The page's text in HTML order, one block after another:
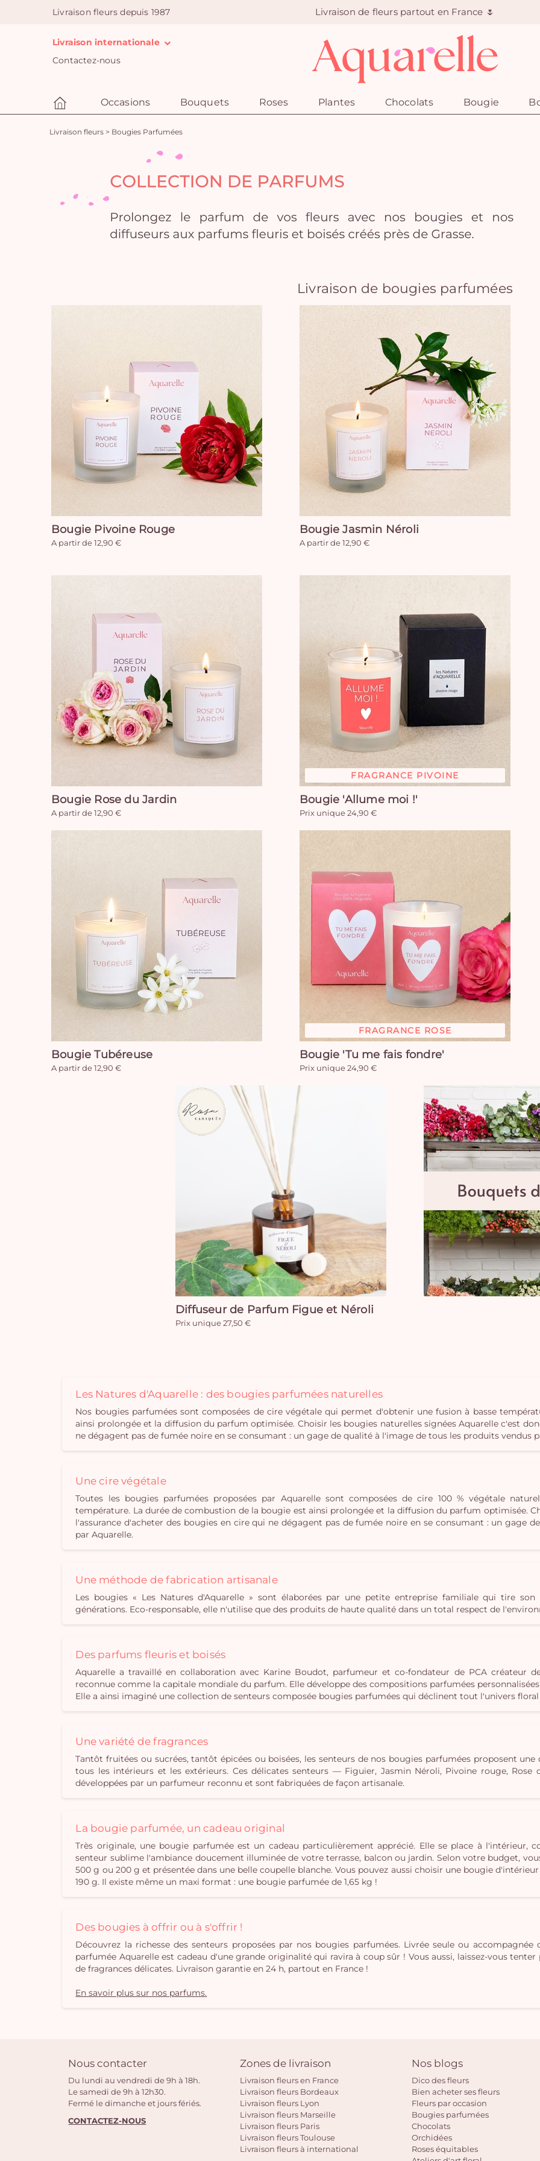
Livraison fleurs depuis 1987 Livraison de fleurs partout en France 🌷
Livraison internationale
Contactez-nous
Occasions Bouquets Roses Plantes Chocolats Bougie
Livraison fleurs > Bougies Parfumées
Livraison de bougies parfumées
Bougie Pivoine Rouge
A partir de 12,90 €
Bougie Jasmin Néroli
A partir de 12,90 €
Bougie Rose du Jardin
A partir de 12,90 €
FRAGRANCE PIVOINE
Bougie 'Allume moi !'
Prix unique 24,90 €
Bougie Tubéreuse
A partir de 12,90 €
FRAGRANCE ROSE
Bougie 'Tu me fais fondre'
Prix unique 24,90 €
Diffuseur de Parfum Figue et Néroli
Prix unique 27,50 €
Les Natures d'Aquarelle : des bougies parfumées naturelles
Nos bougies parfumées sont composées de cire végétale qui permet d'obtenir une fusion à basse
ainsi prolongée et la diffusion du parfum optimisée. Choisir les bougies naturelles signées Aquarelle c'est
ne dégagent pas de fumée noire en se consumant : un gage de qualité à l'image de tous les produits vendus
Une cire végétale
Toutes les bougies parfumées proposées par Aquarelle sont composées de cire 100 % végétale
température. La durée de combustion de la bougie est ainsi prolongée et la diffusion du parfum optimisée.
l'assurance d'acheter des bougies en cire qui ne dégagent pas de fumée noire en se consumant : un gage
par Aquarelle.
Une méthode de fabrication artisanale
Les bougies « Les Natures d'Aquarelle » sont élaborées par une petite entreprise familiale qui tire
générations. Eco-responsable, elle n'utilise que des produits de haute qualité dans un total respect de
Des parfums fleuris et boisés
Aquarelle a travaillé en collaboration avec Karine Boudot, parfumeur et co-fondateur de PCA créateur
reconnue comme la capitale mondiale du parfum. Elle développe des compositions parfumées
Elle a ainsi imaginé une collection de senteurs composée bougies parfumées qui déclinent tout l'univers floral
Une variété de fragrances
Tantôt fruitées ou sucrées, tantôt épicées ou boisées, les senteurs de nos bougies parfumées proposent
tous les intérieurs et les extérieurs. Ces délicates senteurs — Figuier, Jasmin Néroli, Pivoine rouge,
développées par un parfumeur reconnu et sont fabriquées de façon artisanale.
La bougie parfumée, un cadeau original
Très originale, une bougie parfumée est un cadeau particulièrement apprécié. Elle se place à l'intérieur,
senteur sublime l'ambiance doucement illuminée de votre terrasse, balcon ou jardin. Selon votre budget,
500 g ou 200 g et présentée dans une belle coupelle blanche. Vous pouvez aussi choisir une bougie
190 g. Il existe même un maxi format : une bougie parfumée de 1,65 kg !
Des bougies à offrir ou à s'offrir !
Découvrez la richesse des senteurs proposées par nos bougies parfumées. Livrée seule ou accompagnée
parfumée Aquarelle est cadeau d'une grande originalité qui ravira à coup sûr ! Vous aussi, laissez-vous
de fragrances délicates. Livraison garantie en 24 h, partout en France !
En savoir plus sur nos parfums.
Nous contacter
Du lundi au vendredi de 9h à 18h.
Le samedi de 9h à 12h30.
Fermé le dimanche et jours fériés.
CONTACTEZ-NOUS
Zones de livraison
Livraison fleurs en France
Livraison fleurs Bordeaux
Livraison fleurs Lyon
Livraison fleurs Marseille
Livraison fleurs Paris
Livraison fleurs Toulouse
Livraison fleurs à international
Nos blogs
Dico des fleurs
Bien acheter ses fleurs
Fleurs par occasion
Bougies parfumées
Chocolats
Orchidées
Roses équitables